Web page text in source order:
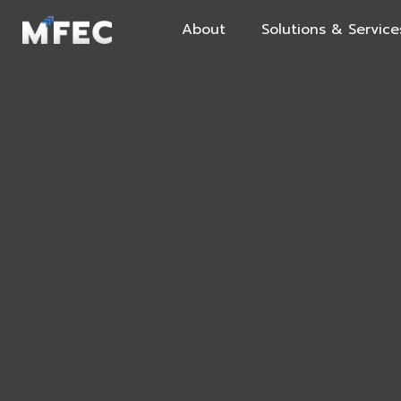
About Solutions &